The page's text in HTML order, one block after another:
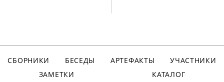
СБОРНИКИ БЕСЕДЫ АРТЕФАКТЫ
УЧАСТНИКИ
ЗАМЕТКИ
КАТАЛОГ